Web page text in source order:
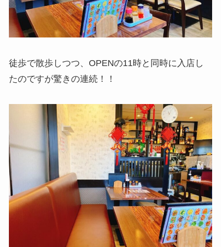
徒歩で散歩しつつ、OPENの11時と同時に入店し
たのですが驚きの連続！！